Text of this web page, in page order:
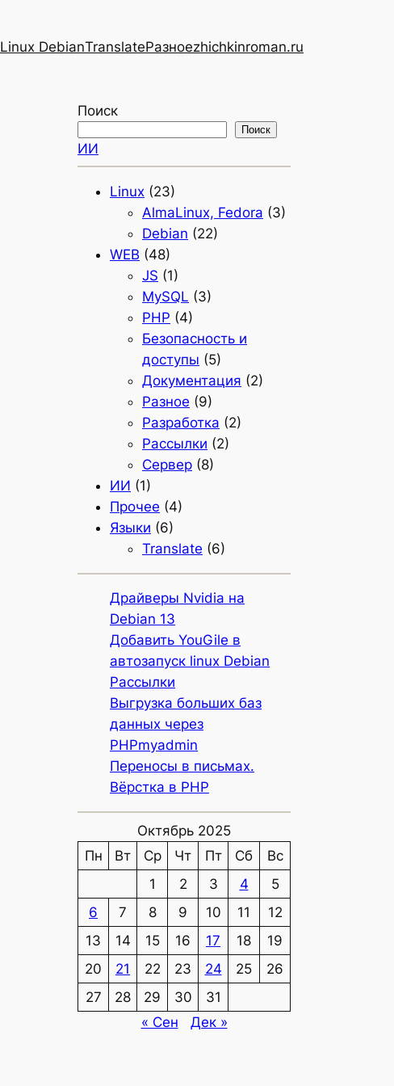
Linux DebianTranslateРазноеzhichkinroman.ru
Поиск
Поиск
ИИ
Linux (23)
AlmaLinux, Fedora (3)
Debian (22)
WEB (48)
JS (1)
MySQL (3)
PHP (4)
Безопасность и
доступы (5)
Документация (2)
Разное (9)
Разработка (2)
Рассылки (2)
Сервер (8)
ИИ (1)
Прочее (4)
Языки (6)
Translate (6)
Драйверы Nvidia на
Debian 13
Добавить YouGile в
автозапуск linux Debian
Рассылки
Выгрузка больших баз
данных через
PHPmyadmin
Переносы в письмах.
Вёрстка в PHP
Октябрь 2025
Пн
Вт Ср Чт Пт Сб
Вс
1
2 3 4
5
6
7 8 9 10 11
12
13
14 15 16 17 18
19
20
21 22 23 24 25
26
27
28 29 30
31
« Сен
Дек »